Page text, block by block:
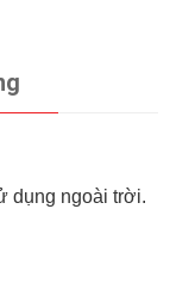
dụng ngoài trời.